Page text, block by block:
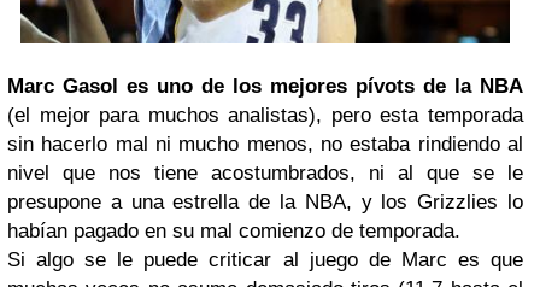
Marc Gasol es uno de los mejores pívots de la NBA
(el mejor para muchos analistas), pero esta temporada
sin hacerlo mal ni mucho menos, no estaba rindiendo al
nivel que nos tiene acostumbrados, ni al que se le
presupone a una estrella de la NBA, y los Grizzlies lo
habían pagado en su mal comienzo de temporada.
Si algo se le puede criticar al juego de Marc es que